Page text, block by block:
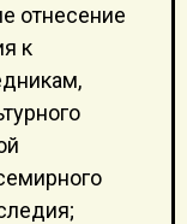
отнесение
к